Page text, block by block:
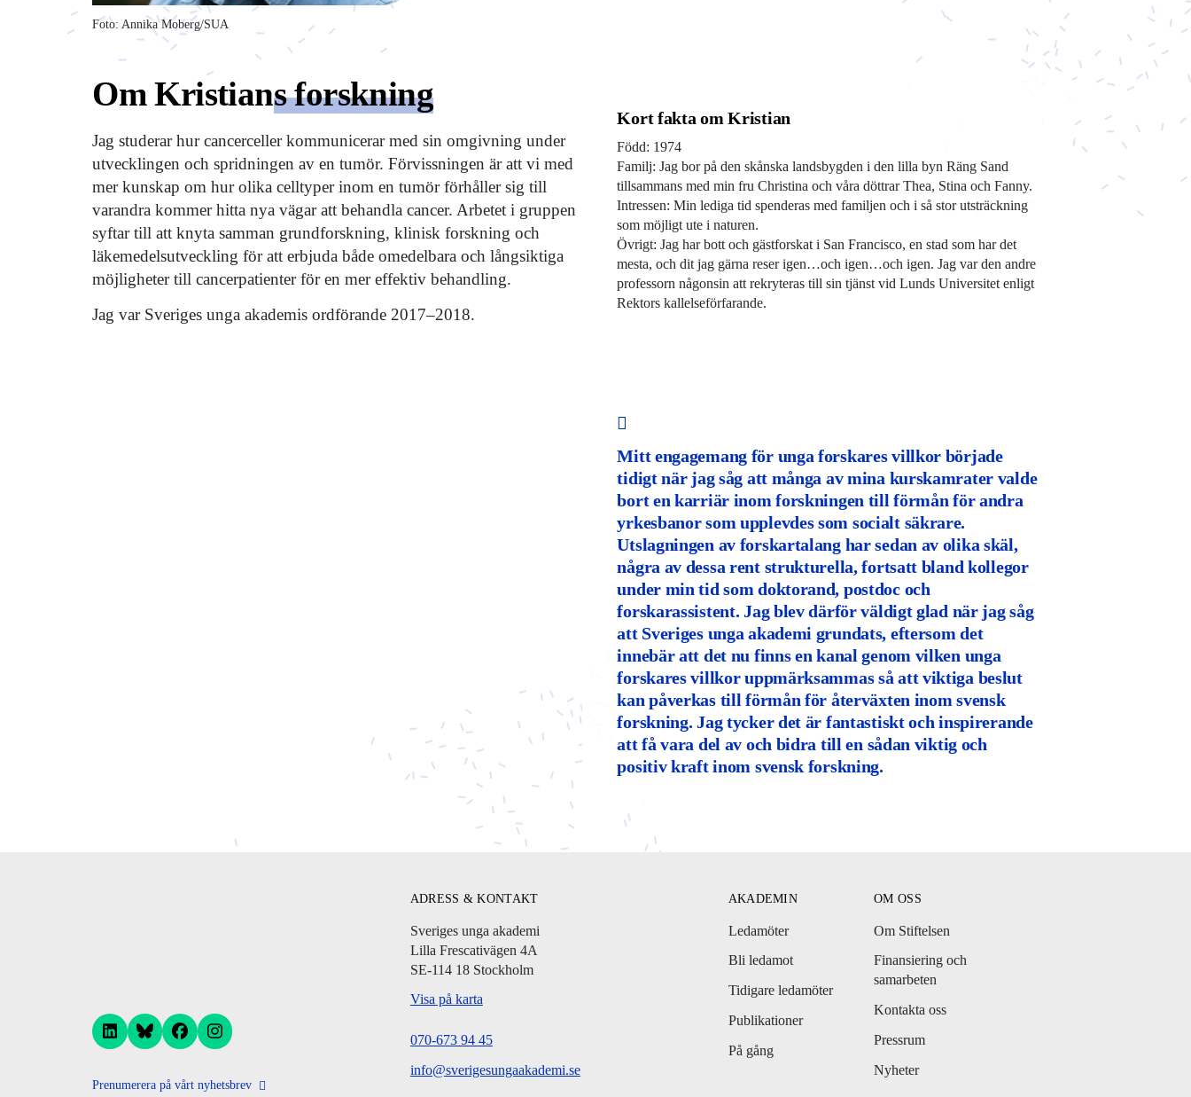
Foto: Annika Moberg/SUA
Om Kristians forskning
Jag studerar hur cancerceller kommunicerar med sin omgivning under
utvecklingen och spridningen av en tumör. Förvissningen är att vi med
mer kunskap om hur olika celltyper inom en tumör förhåller sig till
varandra kommer hitta nya vägar att behandla cancer. Arbetet i gruppen
syftar till att knyta samman grundforskning, klinisk forskning och
läkemedelsutveckling för att erbjuda både omedelbara och långsiktiga
möjligheter till cancerpatienter för en mer effektiv behandling.
Jag var Sveriges unga akademis ordförande 2017–2018.
Kort fakta om Kristian
Född: 1974
Familj: Jag bor på den skånska landsbygden i den lilla byn Räng Sand
tillsammans med min fru Christina och våra döttrar Thea, Stina och Fanny.
Intressen: Min lediga tid spenderas med familjen och i så stor utsträckning
som möjligt ute i naturen.
Övrigt: Jag har bott och gästforskat i San Francisco, en stad som har det
mesta, och dit jag gärna reser igen…och igen…och igen. Jag var den andre
professorn någonsin att rekryteras till sin tjänst vid Lunds Universitet enligt
Rektors kallelseförfarande.
Mitt engagemang för unga forskares villkor började
tidigt när jag såg att många av mina kurskamrater valde
bort en karriär inom forskningen till förmån för andra
yrkesbanor som upplevdes som socialt säkrare.
Utslagningen av forskartalang har sedan av olika skäl,
några av dessa rent strukturella, fortsatt bland kollegor
under min tid som doktorand, postdoc och
forskarassistent. Jag blev därför väldigt glad när jag såg
att Sveriges unga akademi grundats, eftersom det
innebär att det nu finns en kanal genom vilken unga
forskares villkor uppmärksammas så att viktiga beslut
kan påverkas till förmån för återväxten inom svensk
forskning. Jag tycker det är fantastiskt och inspirerande
att få vara del av och bidra till en sådan viktig och
positiv kraft inom svensk forskning.
Prenumerera på vårt nyhetsbrev
ADRESS & KONTAKT
Sveriges unga akademi
Lilla Frescativägen 4A
SE-114 18 Stockholm
Visa på karta
070-673 94 45
info@sverigesungaakademi.se
AKADEMIN
Ledamöter
Bli ledamot
Tidigare ledamöter
Publikationer
På gång
OM OSS
Om Stiftelsen
Finansiering och
samarbeten
Kontakta oss
Pressrum
Nyheter